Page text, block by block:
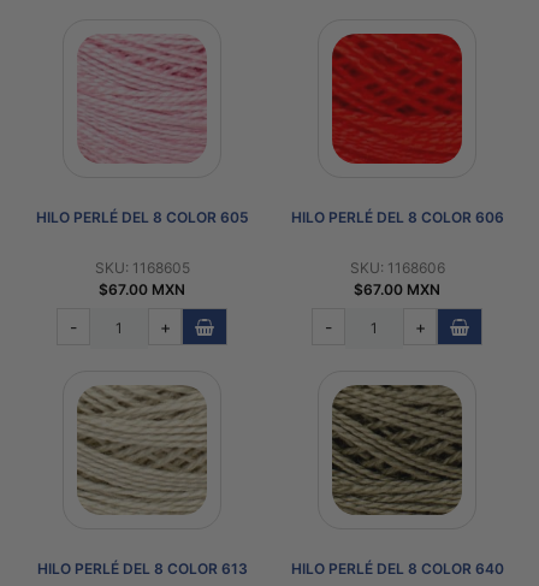
HILO PERLÉ DEL 8 COLOR 605
SKU: 1168605
$67.00 MXN
- +
HILO PERLÉ DEL 8 COLOR 606
SKU: 1168606
$67.00 MXN
- +
HILO PERLÉ DEL 8 COLOR 613 HILO PERLÉ DEL 8 COLOR 640